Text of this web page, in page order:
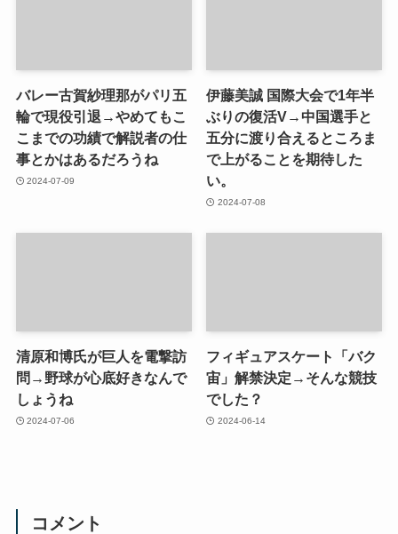
バレー古賀紗理那がパリ五
輪で現役引退→やめてもこ
こまでの功績で解説者の仕
事とかはあるだろうね
2024-07-09
伊藤美誠 国際大会で1年半
ぶりの復活V→中国選手と
五分に渡り合えるところま
で上がることを期待した
い。
2024-07-08
清原和博氏が巨人を電撃訪
問→野球が心底好きなんで
しょうね
2024-07-06
フィギュアスケート「バク
宙」解禁決定→そんな競技
でした？
2024-06-14
コメント